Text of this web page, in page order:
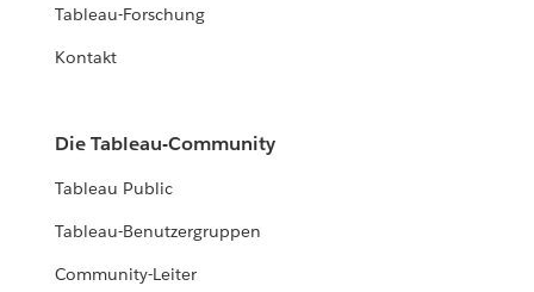
Tableau-Forschung
Kontakt
Die Tableau-Community
Tableau Public
Tableau-Benutzergruppen
Community-Leiter